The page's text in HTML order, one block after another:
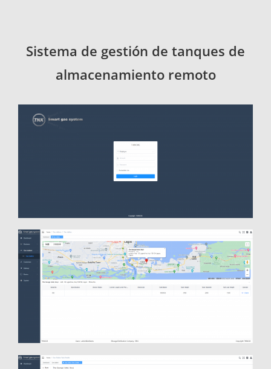
Sistema de gestión de tanques de
almacenamiento remoto